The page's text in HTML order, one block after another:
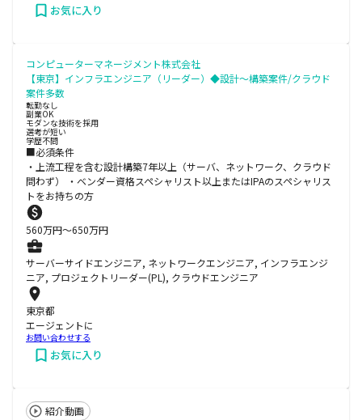
お気に入り
コンピューターマネージメント株式会社
【東京】インフラエンジニア（リーダー）◆設計～構築案件/クラウド
案件多数
転勤なし
副業OK
モダンな技術を採用
選考が短い
学歴不問
■必須条件
・上流工程を含む設計構築7年以上（サーバ、ネットワーク、クラウド
問わず） ・ベンダー資格スペシャリスト以上またはIPAのスペシャリス
トをお持ちの方
560万円〜650万円
サーバーサイドエンジニア, ネットワークエンジニア, インフラエンジ
ニア, プロジェクトリーダー(PL), クラウドエンジニア
東京都
エージェントに
お問い合わせする
お気に入り
紹介動画